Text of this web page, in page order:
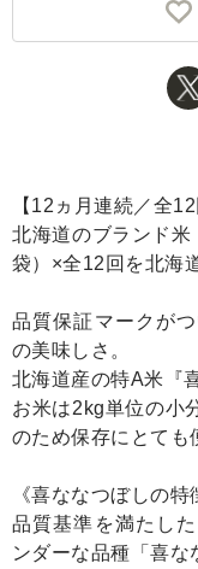
【12ヵ月連続／全
北海道のブランド
袋）×全12回を北海
品質保証マークが
の美味しさ。
北海道産の特A米『
お米は2kg単位の小
のため保存にとても
《喜ななつぼしの特
品質基準を満たし
ンダーな品種「喜な